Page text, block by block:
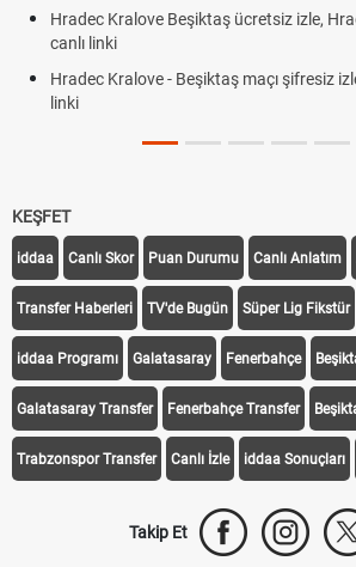
Hradec Kralove Beşiktaş ücretsiz izle,
canlı linki
Hradec Kralove - Beşiktaş maçı şifresiz izle
linki
KEŞFET
iddaa Canlı Skor Puan Durumu Canlı Anlatım
Transfer Haberleri TV'de Bugün Süper Lig Fikstür
iddaa Programı Galatasaray Fenerbahçe
Galatasaray Transfer Fenerbahçe Transfer
Trabzonspor Transfer Canlı İzle iddaa Sonuçları
Takip Et